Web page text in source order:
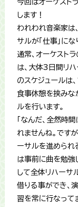
今回はオーケスト
します！
われわれ音楽家は
サルが「仕事」にな
通常、オーケスト
は、大体3日間リ
のスケジュールは
食事休憩を挟みな
ルを行います。
「なんだ、全然時
れませんね。です
ーサルを進められ
は事前に曲を勉強
して全体リハーサ
借りる事ができ、
習を常に行なって